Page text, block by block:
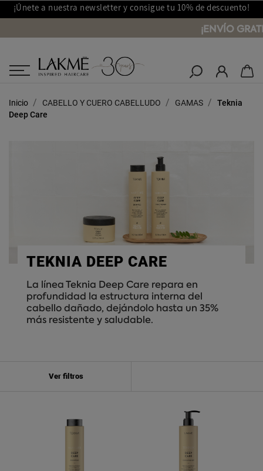
¡Únete a nuestra newsletter y consigue tu 10% de descuento!
¡ENVÍO
Salones Lakmé
Inicio CABELLO Y CUERO CABELLUDO GAMAS
Teknia
Deep Care
TEKNIA DEEP CARE
La línea Teknia Deep Care repara en
profundidad la estructura interna del
cabello dañado, dejándolo hasta un 35%
más resistente y saludable.
Ver filtros